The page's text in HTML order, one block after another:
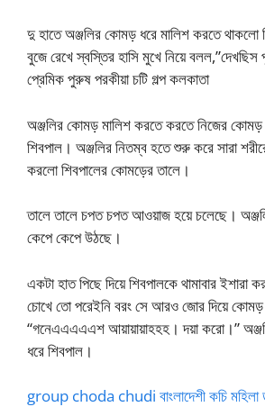
দু হাতে অঞ্জলির কোমড় ধরে মালিশ করতে থাকলো
বুজে রেখে স্বস্তির হাসি মুখে নিয়ে
প্রেমিক পুরুষ পরকীয়া চটি গল্প কলকাতা
অঞ্জলির কোমড় মালিশ করতে করতে নিজের
শিবপাল। অঞ্জলির নিতম্ব হতে শুরু করে সারা
করলো শিবপালের কোমড়ের তালে।
তালে তালে চপত চপত আওয়াজ হয়ে চলেছে।
কেপে কেপে উঠছে।
একটা হাত পিছে দিয়ে শিবপালকে থামাবার ইশারা
চোখে তো পরেইনি বরং সে আরও জোর দিয়ে কোমড়
“গনেএএএএএশ আয়ায়ায়াহহহ। দয়া করো।”
ধরে শিবপাল।
group choda chudi বাংলাদেশী কচি মহিলা